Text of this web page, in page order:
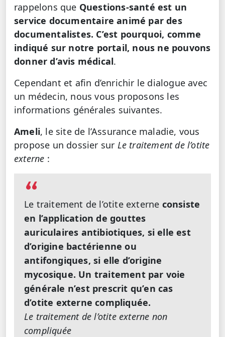
rappelons que Questions-santé est un
service documentaire animé par des
documentalistes. C’est pourquoi, comme
indiqué sur notre portail, nous ne pouvons
donner d’avis médical.
Cependant et afin d’enrichir le dialogue avec
un médecin, nous vous proposons les
informations générales suivantes.
Ameli, le site de l’Assurance maladie, vous
propose un dossier sur Le traitement de l’otite
externe :
Le traitement de l’otite externe consiste
en l’application de gouttes
auriculaires antibiotiques, si elle est
d’origine bactérienne ou
antifongiques, si elle d’origine
mycosique. Un traitement par voie
générale n’est prescrit qu’en cas
d’otite externe compliquée.
Le traitement de l’otite externe non
compliquée